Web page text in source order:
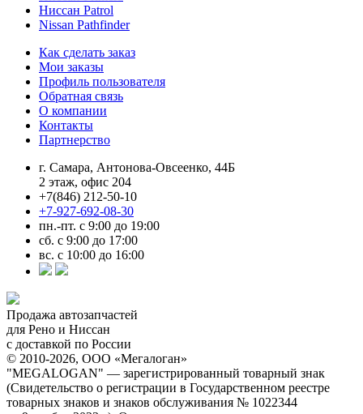
Ниссан Patrol
Nissan Pathfinder
Как сделать заказ
Мои заказы
Профиль пользователя
Обратная связь
О компании
Контакты
Партнерство
г. Самара, Антонова-Овсеенко, 44Б
2 этаж, офис 204
+7(846) 212-50-10
+7-927-692-08-30
пн.-пт. с 9:00 до 19:00
сб. с 9:00 до 17:00
вс. с 10:00 до 16:00
Продажа автозапчастей
для Рено и Ниссан
с доставкой по России
© 2010-2026, ООО «Мегалоган»
"MEGALOGAN" — зарегистрированный товарный знак
(Свидетельство о регистрации в Государственном реестре
товарных знаков и знаков обслуживания № 1022344